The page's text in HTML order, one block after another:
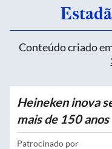
Conteúdo criado
Heineken inova
mais de 150 anos
Patrocinado por